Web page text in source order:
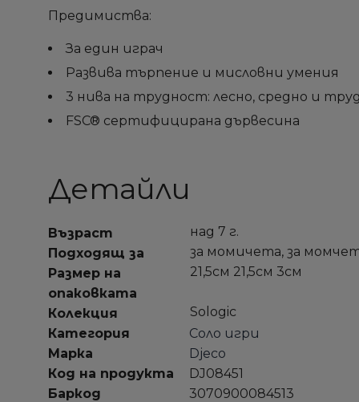
Предимиства:
За един играч
Развива търпение и мисловни умения
3 нива на трудност: лесно, средно и
FSC® сертифицирана дървесина
Детайли
Възраст
над 7 г.
Подходящ за
за момичета, за
Размер на
опаковката
21,5см 21,5см 3см
Колекция
Sologic
Категория
Соло игри
Марка
Djeco
Код на продукта
DJ08451
Баркод
3070900084513